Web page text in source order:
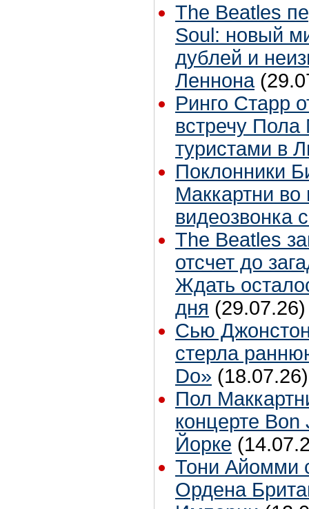
The Beatles
Soul: новый
дублей и
Леннона
Ринго Старр
встречу Пола
туристами в
Поклонники
Маккартни во
видеозвонка
The Beatles
отсчет до
Ждать
дня (29.07.26)
Сью
стерла
Do» (18.07.26)
Пол
концерте
Йорке
Тони Айомми
Ордена